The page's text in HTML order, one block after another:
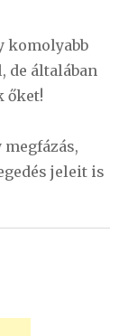
komolyabb
de általában
őket!
jeleit is